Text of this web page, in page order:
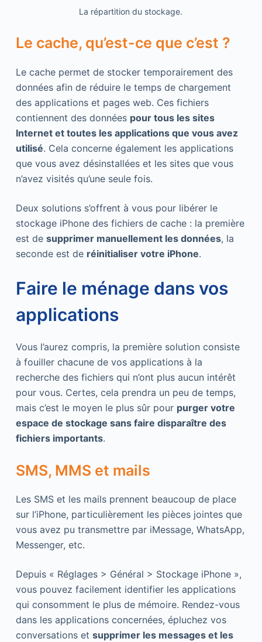
La répartition du stockage.
Le cache, qu’est-ce que c’est ?
Le cache permet de stocker temporairement des
données afin de réduire le temps de chargement
des applications et pages web. Ces fichiers
contiennent des données pour tous les sites
Internet et toutes les applications que vous avez
utilisé. Cela concerne également les applications
que vous avez désinstallées et les sites que vous
n’avez visités qu’une seule fois.
Deux solutions s’offrent à vous pour libérer le
stockage iPhone des fichiers de cache : la première
est de supprimer manuellement les données, la
seconde est de réinitialiser votre iPhone.
Faire le ménage dans vos
applications
Vous l’aurez compris, la première solution consiste
à fouiller chacune de vos applications à la
recherche des fichiers qui n’ont plus aucun intérêt
pour vous. Certes, cela prendra un peu de temps,
mais c’est le moyen le plus sûr pour purger votre
espace de stockage sans faire disparaître des
fichiers importants.
SMS, MMS et mails
Les SMS et les mails prennent beaucoup de place
sur l’iPhone, particulièrement les pièces jointes que
vous avez pu transmettre par iMessage, WhatsApp,
Messenger, etc.
Depuis « Réglages > Général > Stockage iPhone »,
vous pouvez facilement identifier les applications
qui consomment le plus de mémoire. Rendez-vous
dans les applications concernées, épluchez vos
conversations et supprimer les messages et les